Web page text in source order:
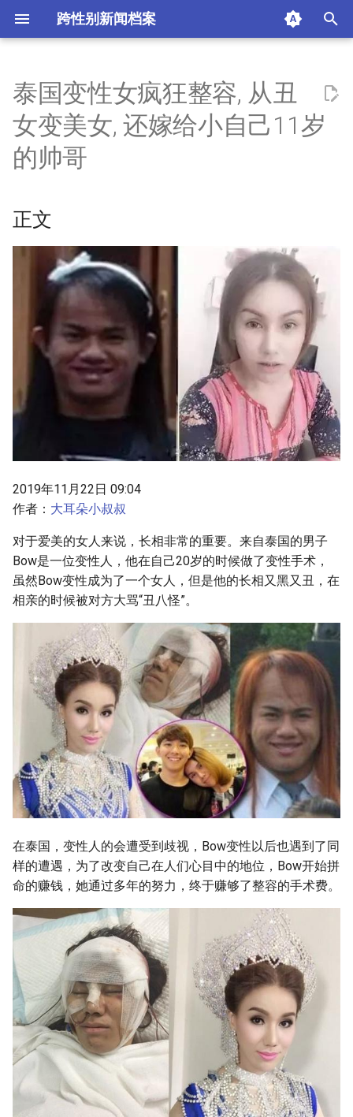
跨性别新闻档案
e
a
h
i
n
g
正文
摘要与附加信息
泰国变性女疯狂整容, 从丑
女变美女, 还嫁给小自己11岁
的帅哥
正文
2019年11月22日 09:04
作者： 大耳朵小叔叔
对于爱美的女人来说，长相非常的重要。来自泰国的男子
Bow是一位变性人，他在自己20岁的时候做了变性手术，
虽然Bow变性成为了一个女人，但是他的长相又黑又丑，在
相亲的时候被对方大骂“丑八怪”。
在泰国，变性人的会遭受到歧视，Bow变性以后也遇到了同
样的遭遇，为了改变自己在人们心目中的地位，Bow开始拼
命的赚钱，她通过多年的努力，终于赚够了整容的手术费。